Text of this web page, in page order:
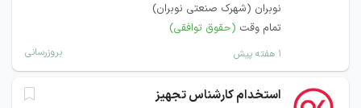
نوبران (شهرک صنعتی نوبران)
تمام وقت (حقوق توافقی)
۱ هفته پیش بروزرسانی
استخدام کارشناس تجهیز